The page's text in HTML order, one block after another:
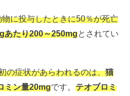
に投与したときに50％が死亡
あたり200～250mgとされてい
の症状があらわれるのは、猫
ミン量20mgです。テオブロミ